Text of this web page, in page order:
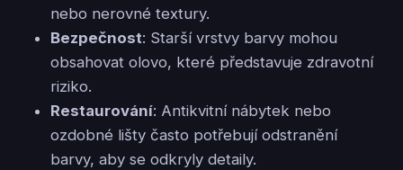
nebo nerovné textury.
Bezpečnost: Starší vrstvy barvy mohou
obsahovat olovo, které představuje zdravotní
riziko.
Restaurování: Antikvitní nábytek nebo
ozdobné lišty často potřebují odstranění
barvy, aby se odkryly detaily.